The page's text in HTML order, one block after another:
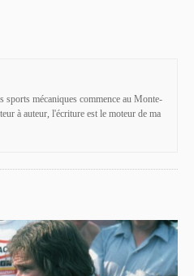
sports mécaniques commence au Monte-
à auteur, l'écriture est le moteur de ma